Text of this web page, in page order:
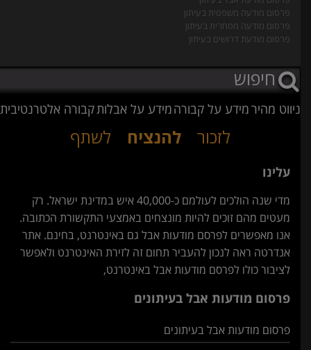
פרסום מודעה משפטית בעיתון
פרסום מודעה מסחרית בעיתון
פרסום מודעת דרושים בעיתון
ניווט מהירמידע על קבורהמידע על אבלותקבורה אלטרנטיבית
לזכור להנציח לשתף
עלינו
מדי שנה הולכים לעולמם כ-40,000 איש במדינת ישראל. רק
מעטים מהם זוכים להיות מונצחים באמצעי התקשורת הכתובה.
אנו מאפשרים לפרסם מודעות אבל גם באינטרנט, בחינם. אתר
אנדרטה ראה לנכון להעביר תחום זה לזירת האינטרנט ולאפשר
לציבור כולו לפרסם מודעות אבל באינטרנט,
פרסום מודעות אבל בעיתונים
פרסום מודעות אבל בעיתונים